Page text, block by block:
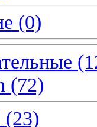
(0)
(72)